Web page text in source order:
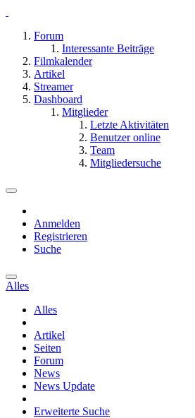
Forum
Interessante Beiträge
Filmkalender
Artikel
Streamer
Dashboard
Mitglieder
Letzte Aktivitäten
Benutzer online
Team
Mitgliedersuche
Anmelden
Registrieren
Suche
Alles
Alles
Artikel
Seiten
Forum
News
News Update
Erweiterte Suche